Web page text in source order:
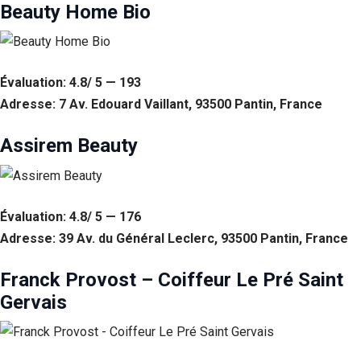
Beauty Home Bio
Évaluation: 4.8/ 5 — 193
Adresse: 7 Av. Edouard Vaillant, 93500 Pantin, France
Assirem Beauty
Évaluation: 4.8/ 5 — 176
Adresse: 39 Av. du Général Leclerc, 93500 Pantin, France
Franck Provost – Coiffeur Le Pré Saint
Gervais
puissions
fonctionnalité
en fonction
de la façon
Web est
utilisé.
Afin que notre
site Web
possible lors
de votre visite.
Si vous
refusez ces